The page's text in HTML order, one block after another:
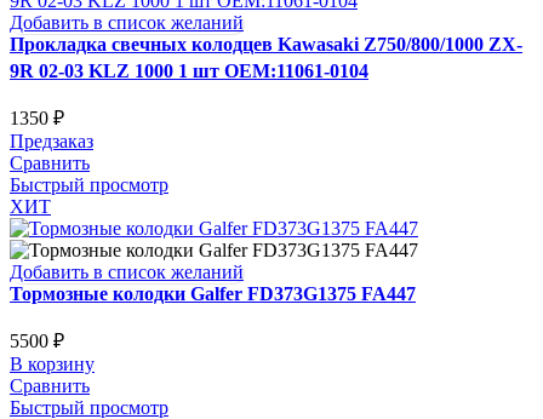
Добавить в список желаний
Прокладка свечных колодцев Kawasaki Z750/800/1000 ZX-
9R 02-03 KLZ 1000 1 шт OEM:11061-0104
1350 ₽
Предзаказ
Сравнить
Быстрый просмотр
ХИТ
Добавить в список желаний
Тормозные колодки Galfer FD373G1375 FA447
5500 ₽
В корзину
Сравнить
Быстрый просмотр